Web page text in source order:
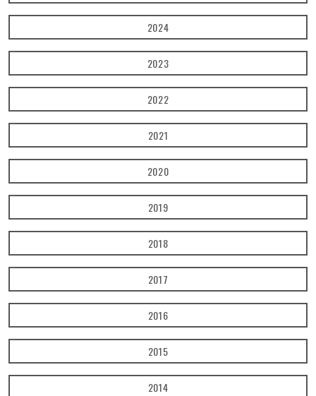
2024
2023
2022
2021
2020
2019
2018
2017
2016
2015
2014